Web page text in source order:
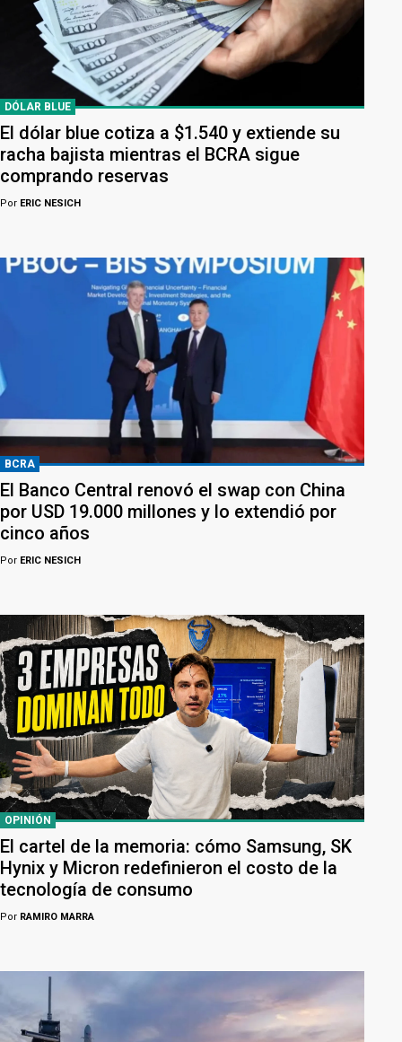
DÓLAR BLUE
El dólar blue cotiza a $1.540 y extiende su
racha bajista mientras el BCRA sigue
comprando reservas
Por ERIC NESICH
BCRA
El Banco Central renovó el swap con China
por USD 19.000 millones y lo extendió por
cinco años
Por ERIC NESICH
OPINIÓN
El cartel de la memoria: cómo Samsung, SK
Hynix y Micron redefinieron el costo de la
tecnología de consumo
Por RAMIRO MARRA